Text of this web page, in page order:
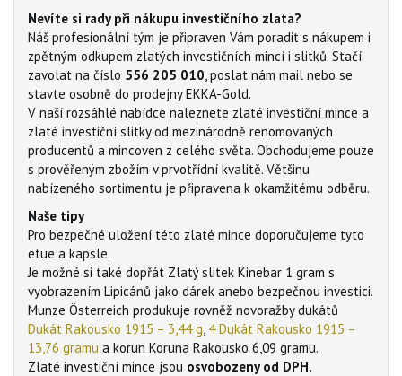
Nevíte si rady při nákupu investičního zlata?
Náš profesionální tým je připraven Vám poradit s nákupem i
zpětným odkupem zlatých investičních mincí i slitků. Stačí
zavolat na číslo 556 205 010 , poslat nám mail nebo se
stavte osobně do prodejny EKKA-Gold.
V naší rozsáhlé nabídce naleznete zlaté investiční mince a
zlaté investiční slitky od mezinárodně renomovaných
producentů a mincoven z celého světa. Obchodujeme pouze
s prověřeným zbožím v prvotřídní kvalitě. Většinu
nabízeného sortimentu je připravena k okamžitému odběru.
Naše tipy
Pro bezpečné uložení této zlaté mince doporučujeme tyto
etue a kapsle.
Je možné si také dopřát Zlatý slitek Kinebar 1 gram s
vyobrazením Lipicánů jako dárek anebo bezpečnou investici.
Munze Österreich produkuje rovněž novoražby dukátů
Dukát Rakousko 1915 – 3,44 g 4 Dukát Rakousko 1915 –
13,76 gramu a korun Koruna Rakousko 6,09 gramu.
Zlaté investiční mince jsou osvobozeny od DPH.